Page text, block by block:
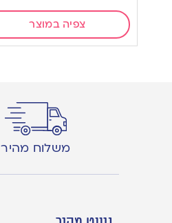
צפיה במוצר
משלוח מהיר